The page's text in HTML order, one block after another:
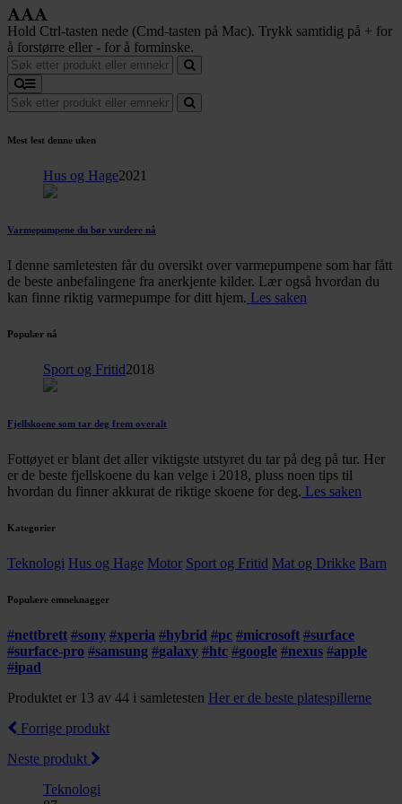
Hold Ctrl-tasten nede (Cmd-tasten på Mac). Trykk samtidig på + for
å forstørre eller - for å forminske.
Mest lest denne uken
Hus og Hage2021
Varmepumpene du bør vurdere nå
I denne samletesten får du oversikt over varmepumpene som har fått
de beste anbefalingene fra anerkjente kilder. Lær også hvordan du
kan finne riktig varmepumpe for ditt hjem. Les saken
Populær nå
Sport og Fritid2018
Fjellskoene som tar deg frem overalt
Fottøyet er blant det aller viktigste utstyret du tar på deg på tur. Her
er de beste fjellskoene du kan velge i 2018, pluss noen tips til
hvordan du finner akkurat de riktige skoene for deg. Les saken
Kategorier
Teknologi Hus og Hage Motor Sport og Fritid Mat og Drikke Barn
Populære emneknagger
#nettbrett #sony #xperia #hybrid #pc #microsoft #surface
#surface-pro #samsung #galaxy #htc #google #nexus #apple
#ipad
Produktet er 13 av 44 i samletesten Her er de beste platespillerne
Forrige produkt
Neste produkt
Teknologi